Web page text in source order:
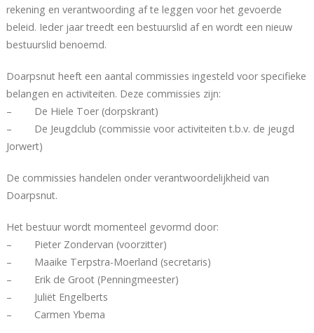
rekening en verantwoording af te leggen voor het gevoerde
beleid. Ieder jaar treedt een bestuurslid af en wordt een nieuw
bestuurslid benoemd.
Doarpsnut heeft een aantal commissies ingesteld voor specifieke
belangen en activiteiten. Deze commissies zijn:
– De Hiele Toer (dorpskrant)
– De Jeugdclub (commissie voor activiteiten t.b.v. de jeugd
Jorwert)
De commissies handelen onder verantwoordelijkheid van
Doarpsnut.
Het bestuur wordt momenteel gevormd door:
– Pieter Zondervan (voorzitter)
– Maaike Terpstra-Moerland (secretaris)
– Erik de Groot (Penningmeester)
– Juliët Engelberts
– Carmen Ybema